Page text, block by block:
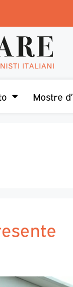
Mostre